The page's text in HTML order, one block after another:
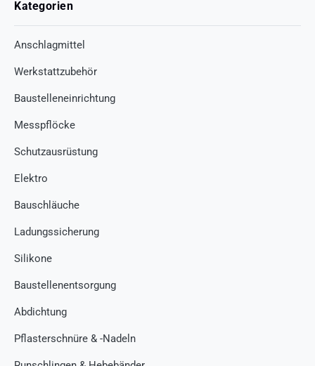
Kategorien
Anschlagmittel
Werkstattzubehör
Baustelleneinrichtung
Messpflöcke
Schutzausrüstung
Elektro
Bauschläuche
Ladungssicherung
Silikone
Baustellenentsorgung
Abdichtung
Pflasterschnüre & -Nadeln